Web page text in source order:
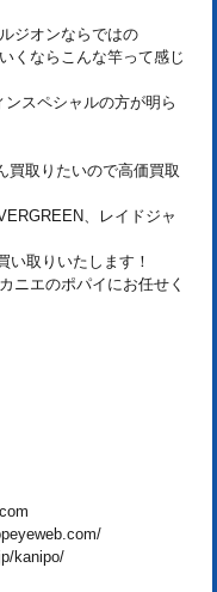
ジオンならではの
くならこんな竿って感じ
スペシャルの方が明ら
買取りたいので高価買取
、レイドジャ
い取りいたします！
ニエのポパイにお任せく
kanipo/